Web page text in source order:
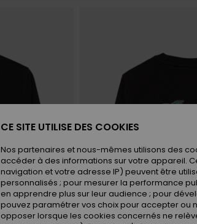
CE SITE UTILISE DES COOKIES
Nos partenaires et nous-mêmes utilisons des
accéder à des informations sur votre appareil.
navigation et votre adresse IP) peuvent être
personnalisés ; pour mesurer la performance
en apprendre plus sur leur audience ; pour
pouvez paramétrer vos choix pour accepter ou
opposer lorsque les cookies concernés ne